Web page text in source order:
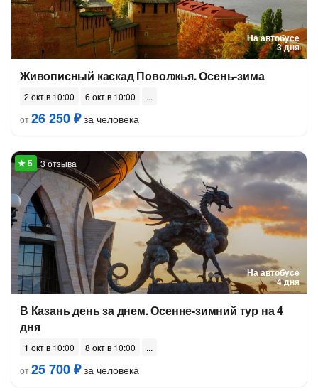
На автобусе
3 дня
Живописный каскад Поволжья. Осень-зима
2 окт в 10:00
6 окт в 10:00
от26 250 ₽за человека
На автобусе
4 дня
3 отзыва
В Казань день за днем. Осенне-зимний тур на 4
дня
1 окт в 10:00
8 окт в 10:00
от25 700 ₽за человека